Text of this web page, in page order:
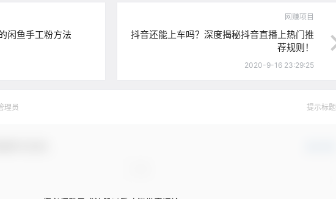
闲鱼手工粉方法
网赚项目
抖音还能上车吗？深度揭秘抖音直播上热门推
荐规则！
2020-9-16 23:29:25
理员 提示标题